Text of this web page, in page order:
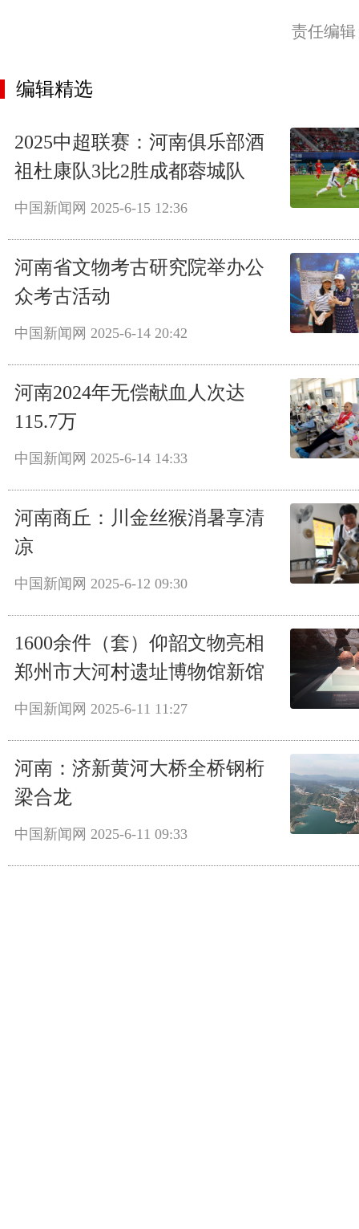
责任编
编辑精选
2025中超联赛：河南俱乐部酒
祖杜康队3比2胜成都蓉城队
中国新闻网 2025-6-15 12:36
河南省文物考古研究院举办公
众考古活动
中国新闻网 2025-6-14 20:42
河南2024年无偿献血人次达
115.7万
中国新闻网 2025-6-14 14:33
河南商丘：川金丝猴消暑享清
凉
中国新闻网 2025-6-12 09:30
1600余件（套）仰韶文物亮相
郑州市大河村遗址博物馆新馆
中国新闻网 2025-6-11 11:27
河南：济新黄河大桥全桥钢桁
梁合龙
中国新闻网 2025-6-11 09:33